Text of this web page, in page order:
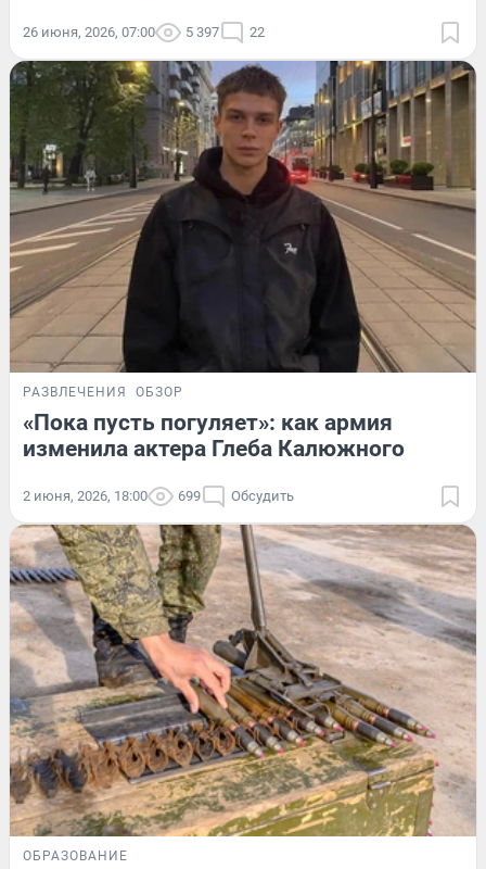
26 июня, 2026, 07:00 5 397 22
РАЗВЛЕЧЕНИЯ ОБЗОР
«Пока пусть погуляет»: как армия
изменила актера Глеба Калюжного
2 июня, 2026, 18:00 699 Обсудить
ОБРАЗОВАНИЕ